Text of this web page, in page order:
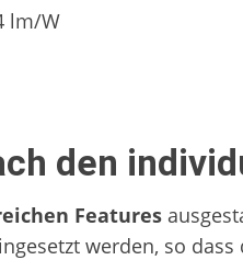
lm/W
den
Features
werden, so